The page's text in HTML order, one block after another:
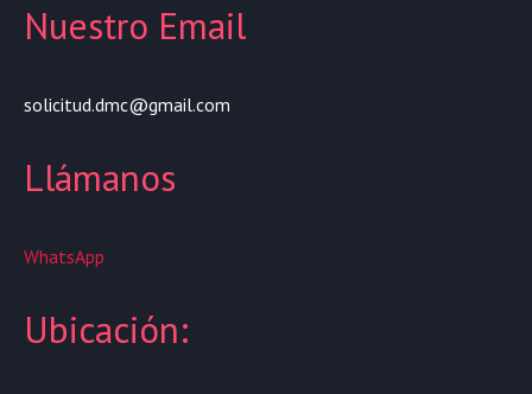
Nuestro Email
solicitud.dmc@gmail.com
Llámanos
WhatsApp
Ubicación: